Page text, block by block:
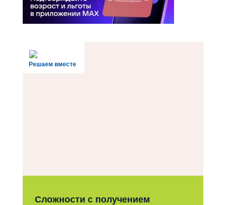
Решаем вместе
Сложности с получением